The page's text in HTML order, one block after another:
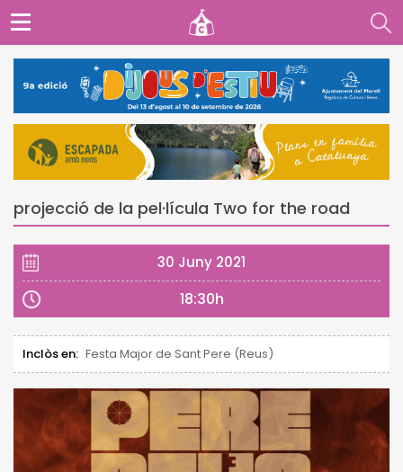
projecció de la pel·lícula Two for the road
30 Juny 2021
18:30h
Inclòs en: Festa Major de Sant Pere (Reus)